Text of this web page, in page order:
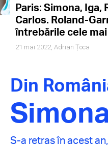
Paris: Simona, Iga,
Carlos. Roland-
întrebările cele
21 mai 2022, Adrian Țoca
Din
S-a retras în acest